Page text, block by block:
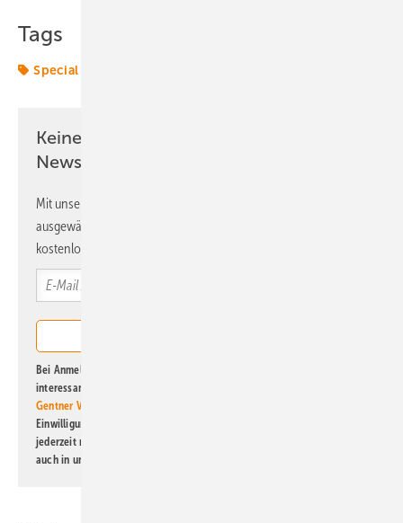
Tags
Special
Keine Zeit? Kein Problem mit dem ERE
Newsletter!
Mit unserem Newsletter erhalten Sie regelmäßig von uns
ausgewählte Informationen und Neuigkeiten, gebündelt und
kostenlos direkt ins Postfach.
Bei Anmeldung zu diesem Newsletter bin ich damit einverstanden, über
interessante Verlags- und Online-Angebote
Gentner Verlag GmbH & Co. KG
Einwilligung kann ich jederzeit widerrufen und eine Abmeldung ist
jederzeit möglich. Informationen zum Umgang mit Daten finden Sie
auch in unserer